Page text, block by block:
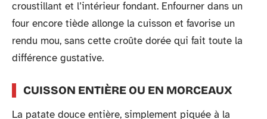
croustillant et l’intérieur fondant. Enfourner dans un
four encore tiède allonge la cuisson et favorise un
rendu mou, sans cette croûte dorée qui fait toute la
différence gustative.
CUISSON ENTIÈRE OU EN MORCEAUX
La patate douce entière, simplement piquée à la